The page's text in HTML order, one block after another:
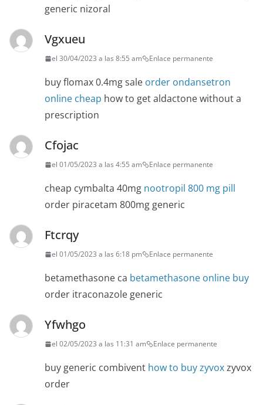
generic nizoral
Vgxueu
el 30/04/2023 a las 8:55 am Enlace permanente
buy flomax 0.4mg sale order ondansetron
online cheap how to get aldactone without a
prescription
Cfojac
el 01/05/2023 a las 4:55 am Enlace permanente
cheap cymbalta 40mg nootropil 800 mg pill
order piracetam 800mg generic
Ftcrqy
el 01/05/2023 a las 6:18 pm Enlace permanente
betamethasone ca betamethasone online buy
order itraconazole generic
Yfwhgo
el 02/05/2023 a las 11:31 am Enlace permanente
buy generic combivent how to buy zyvoxzyvox
order